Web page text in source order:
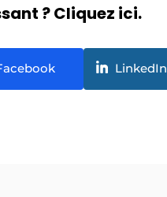
? Cliquez ici.
LinkedIn